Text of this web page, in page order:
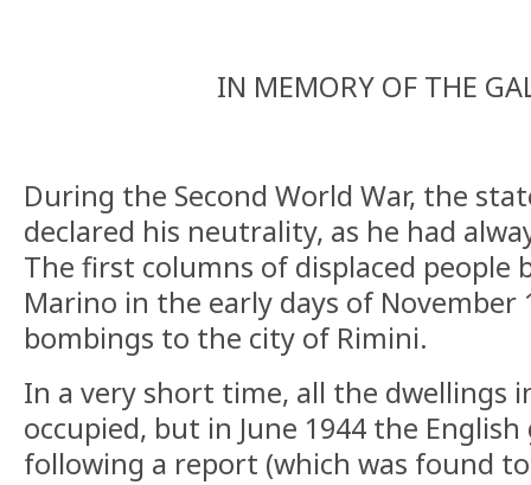
IN MEMORY OF THE
During the Second World War, the
declared his neutrality, as he had
The first columns of displaced people
Marino in the early days of November
bombings to the city of Rimini.
In a very short time, all the dwellings
occupied, but in June 1944 the
following a report (which was found